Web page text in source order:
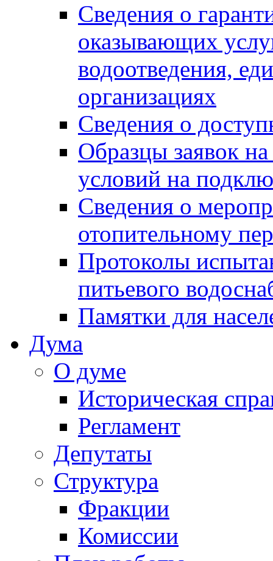
Сведения о
оказывающих
водоотведения,
организациях
Сведения о
Образцы заявок
условий на
Сведения о
отопительному
Протоколы
питьевого
Памятки для
Дума
О думе
Историческая
Регламент
Депутаты
Структура
Фракции
Комиссии